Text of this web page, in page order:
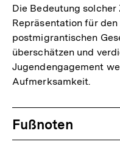
Die Bedeutung solcher
Repräsentation für
postmigrantischen
überschätzen und
Jugendengagement
Aufmerksamkeit.
Fussnoten
Fußnoten